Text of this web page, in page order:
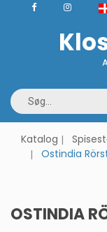
Katalog
Ostindia
OSTINDIA